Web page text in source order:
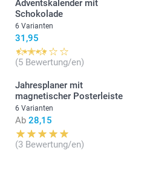
Adventskalender mit
Schokolade
6 Varianten
31,95
(5 Bewertung/en)
Jahresplaner mit
magnetischer Posterleiste
6 Varianten
Ab 28,15
(3 Bewertung/en)